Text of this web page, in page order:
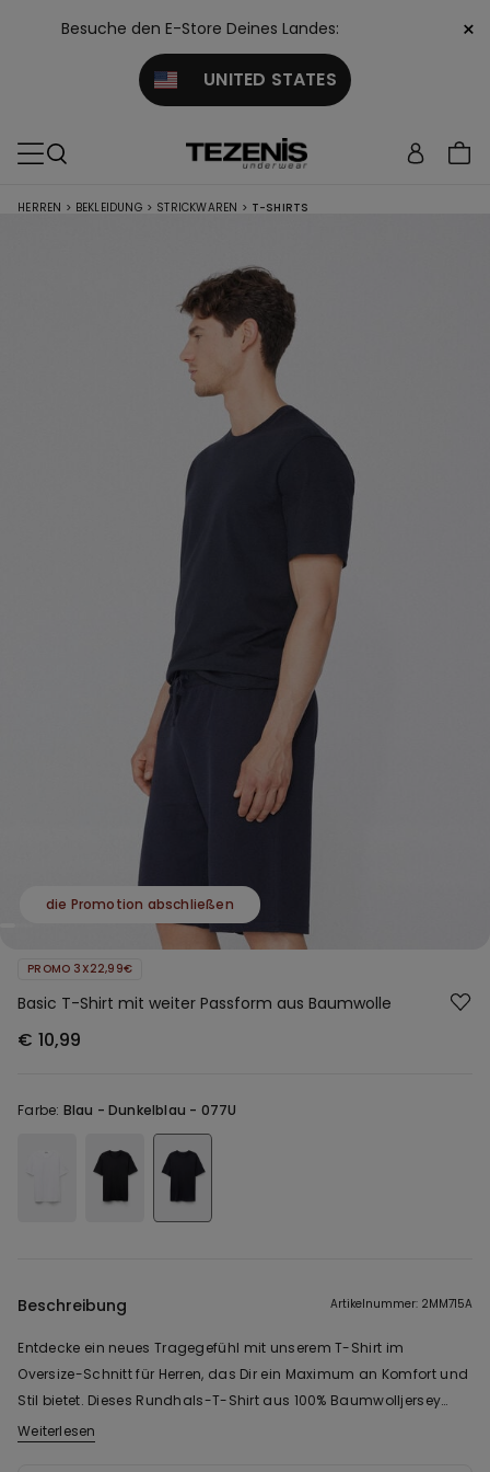
Besuche den E-Store Deines Landes:
UNITED STATES
×
HERREN > BEKLEIDUNG > STRICKWAREN > T-SHIRTS
die Promotion abschließen
PROMO 3X22,99€
Basic T-Shirt mit weiter Passform aus Baumwolle
€ 10,99
Farbe: Blau -Dunkelblau - 077U
Beschreibung Artikelnummer: 2MM715A
Entdecke ein neues Tragegefühl mit unserem T-Shirt im
Oversize-Schnitt für Herren, das Dir ein Maximum an Komfort und
Stil bietet. Dieses Rundhals-T-Shirt aus 100% Baumwolljersey
überzeugt durch seine weite Passform und sorgt für einen
Weiterlesen